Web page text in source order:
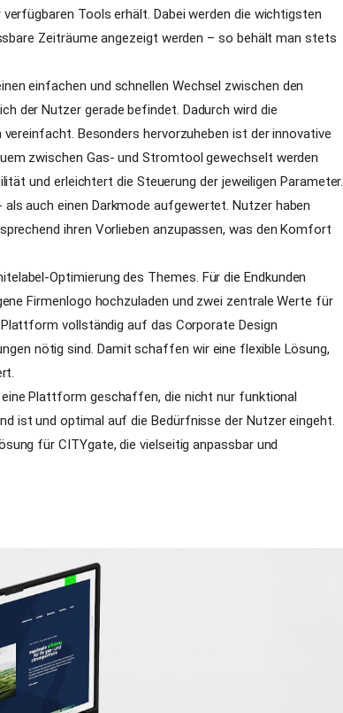
Tools erhält. Dabei werden die wichtigsten
Zeiträume angezeigt werden – so behält man stets
einfachen und schnellen Wechsel zwischen den
der Nutzer gerade befindet. Dadurch wird die
Besonders hervorzuheben ist der innovative
zwischen Gas- und Stromtool gewechselt werden
und erleichtert die Steuerung der jeweiligen Parameter.
auch einen Darkmode aufgewertet. Nutzer haben
ihren Vorlieben anzupassen, was den Komfort
Optimierung des Themes. Für die Endkunden
Firmenlogo hochzuladen und zwei zentrale Werte für
vollständig auf das Corporate Design
nötig sind. Damit schaffen wir eine flexible Lösung,
Plattform geschaffen, die nicht nur funktional
ist und optimal auf die Bedürfnisse der Nutzer eingeht.
für CITYgate, die vielseitig anpassbar und